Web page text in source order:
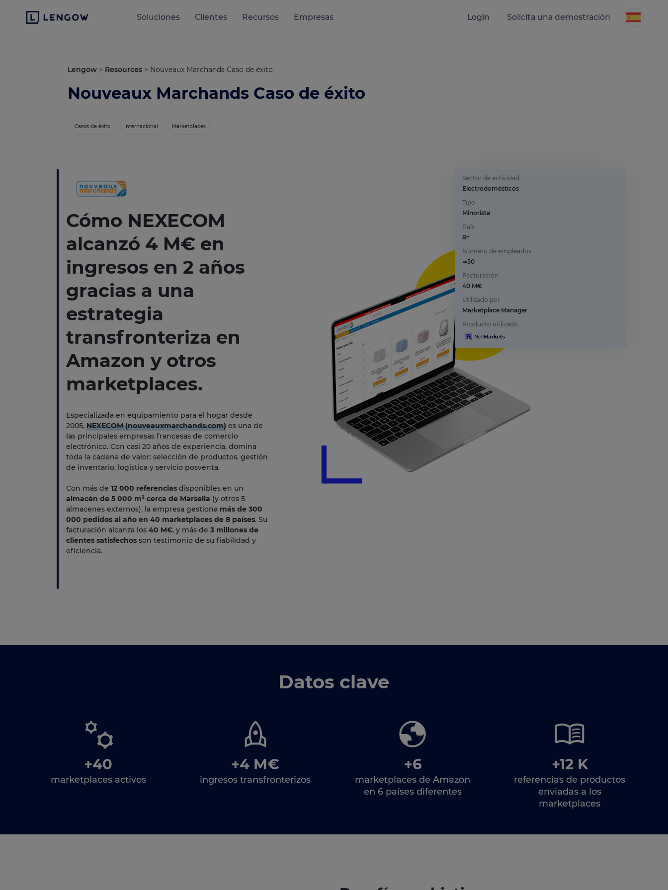
Soluciones Clientes Recursos Empresas Login Solicita una demostración
Lengow > Resources > Nouveaux Marchands Caso de éxito
Nouveaux Marchands Caso de éxito
Casos de éxito Internacional Marketplaces
Cómo NEXECOM
alcanzó 4 M€ en
ingresos en 2 años
gracias a una
estrategia
transfronteriza en
Amazon y otros
marketplaces.
Especializada en equipamiento para el hogar desde
2005,NEXECOM (nouveauxmarchands.com) es una de
las principales empresas francesas de comercio
electrónico. Con casi 20 años de experiencia, domina
toda la cadena de valor: selección de productos, gestión
de inventario, logística y servicio posventa.
Con más de12 000 referencias disponibles en un
almacén de 5 000 m² cerca de Marsella (y otros 5
almacenes externos), la empresa gestiona más de 300
000 pedidos al año en 40 marketplaces de 8 países. Su
facturación alcanza los40 M€, y más de3 millones de
clientes satisfechos son testimonio de su fiabilidad y
eficiencia.
Sector de actividad
Electrodomésticos
Tipo
Minorista
País
8+
Número de empleados
≃50
Facturación
40 M€
Utilizado por
Marketplace Manager
Producto utilizado
Datos clave
+40
marketplaces activos
+4 M€
ingresos transfronterizos
+6
marketplaces de Amazon
en 6 países diferentes
+12 K
referencias de productos
enviadas a los
marketplaces